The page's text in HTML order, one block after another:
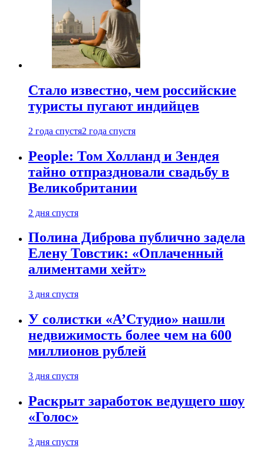
Стало известно, чем российские
туристы пугают индийцев
2 года спустя2 года спустя
People: Том Холланд и Зендея
тайно отпраздновали свадьбу в
Великобритании
2 дня спустя
Полина Диброва публично задела
Елену Товстик: «Оплаченный
алиментами хейт»
3 дня спустя
У солистки «А’Студио» нашли
недвижимость более чем на 600
миллионов рублей
3 дня спустя
Раскрыт заработок ведущего шоу
«Голос»
3 дня спустя